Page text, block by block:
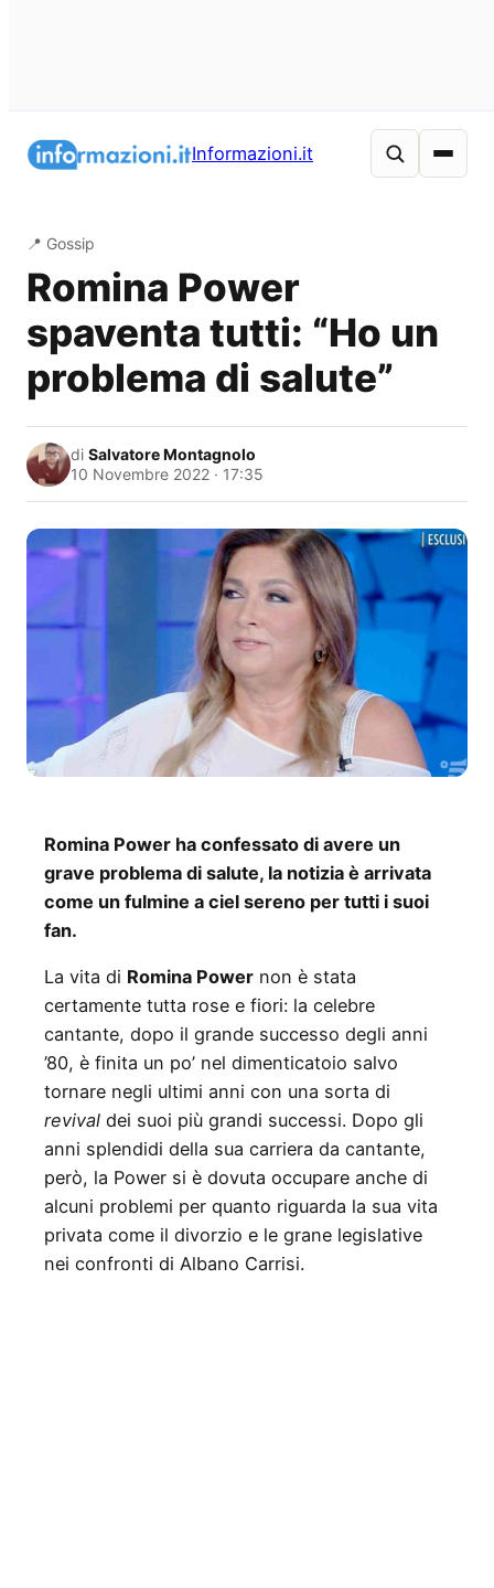
Informazioni.it
📍 Gossip
Romina Power
spaventa tutti: “Ho un
problema di salute”
di Salvatore Montagnolo
10 Novembre 2022 · 17:35
Romina Power ha confessato di avere un
grave problema di salute, la notizia è arrivata
come un fulmine a ciel sereno per tutti i suoi
fan.
La vita di Romina Power non è stata
certamente tutta rose e fiori: la celebre
cantante, dopo il grande successo degli anni
’80, è finita un po’ nel dimenticatoio salvo
tornare negli ultimi anni con una sorta di
revival dei suoi più grandi successi. Dopo gli
anni splendidi della sua carriera da cantante,
però, la Power si è dovuta occupare anche di
alcuni problemi per quanto riguarda la sua vita
privata come il divorzio e le grane legislative
nei confronti di Albano Carrisi.